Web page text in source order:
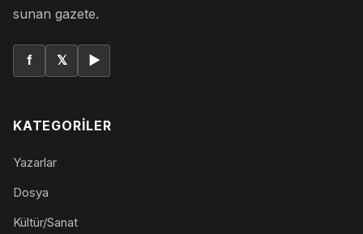
sunan gazete.
f 𝕏 ▶
KATEGORILER
Yazarlar
Dosya
Kültür/Sanat